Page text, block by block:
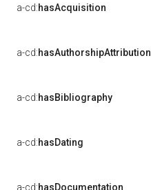
a-cd:hasAcquisition
a-cd:hasAuthorshipAttribution
a-cd:hasBibliography
a-cd:hasDating
a-cd:hasDocumentation